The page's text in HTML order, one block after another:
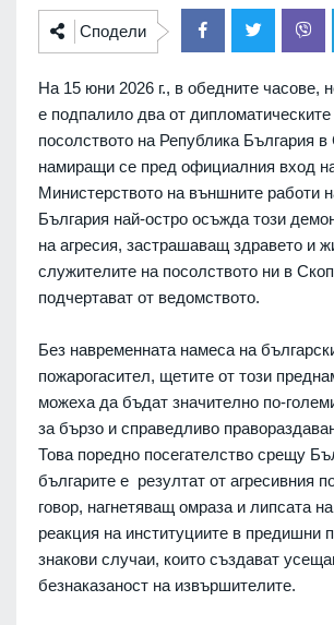
Сподели
На 15 юни 2026 г., в обедните часове,
е подпалило два от
посолството на Република България в
намиращи се пред официалния вход
Министерството на външните работи
България най-остро осъжда този
на агресия, застрашаващ здравето и
служителите на посолството ни в
подчертават от ведомството.
Без навременната намеса на
пожарогасител, щетите от този
можеха да бъдат значително по-
за бързо и справедливо
Това поредно посегателство срещу
българите е резултат от агресивния
говор, нагнетяващ омраза и липсата
реакция на институциите в предишни
знакови случаи, които създават
безнаказаност на извършителите.